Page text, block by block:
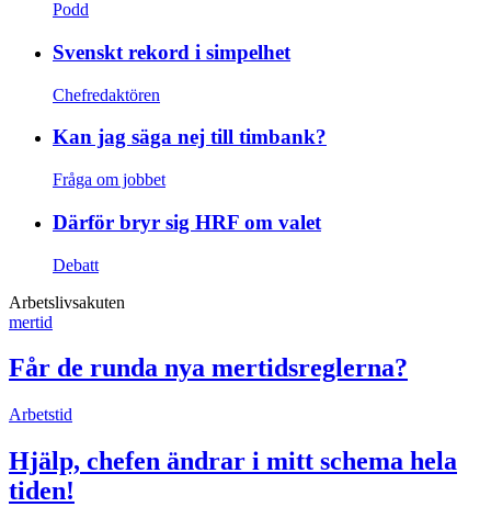
Podd
Svenskt rekord i simpelhet
Chefredaktören
Kan jag säga nej till timbank?
Fråga om jobbet
Därför bryr sig HRF om valet
Debatt
Arbetslivsakuten
mertid
Får de runda nya mertidsreglerna?
Arbetstid
Hjälp, chefen ändrar i mitt schema hela
tiden!